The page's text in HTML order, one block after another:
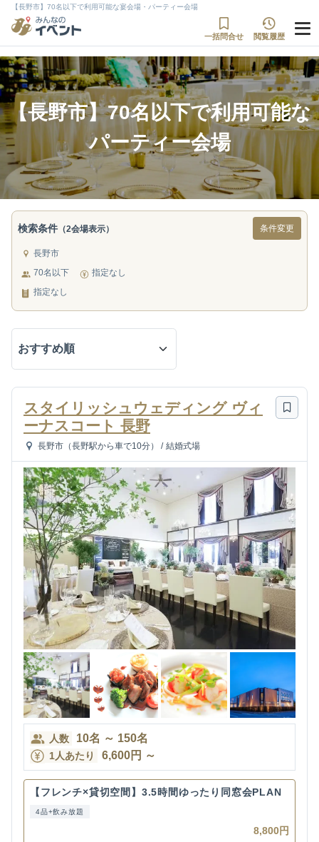
【長野市】70名以下で利用可能な宴会場・パーティー会場
一括問合せ 閲覧履歴
【長野市】70名以下で利用可能な
パーティー会場
検索条件 （2会場表示） 条件変更
長野市
70名以下
指定なし
指定なし
スタイリッシュウェディング ヴィ
ーナスコート 長野
長野市（長野駅から車で10分） / 結婚式場
人数 10名 ～ 150名
1人あたり 6,600円 ～
【フレンチ×貸切空間】3.5時間ゆったり同窓会PLAN
4品+飲み放題
8,800円